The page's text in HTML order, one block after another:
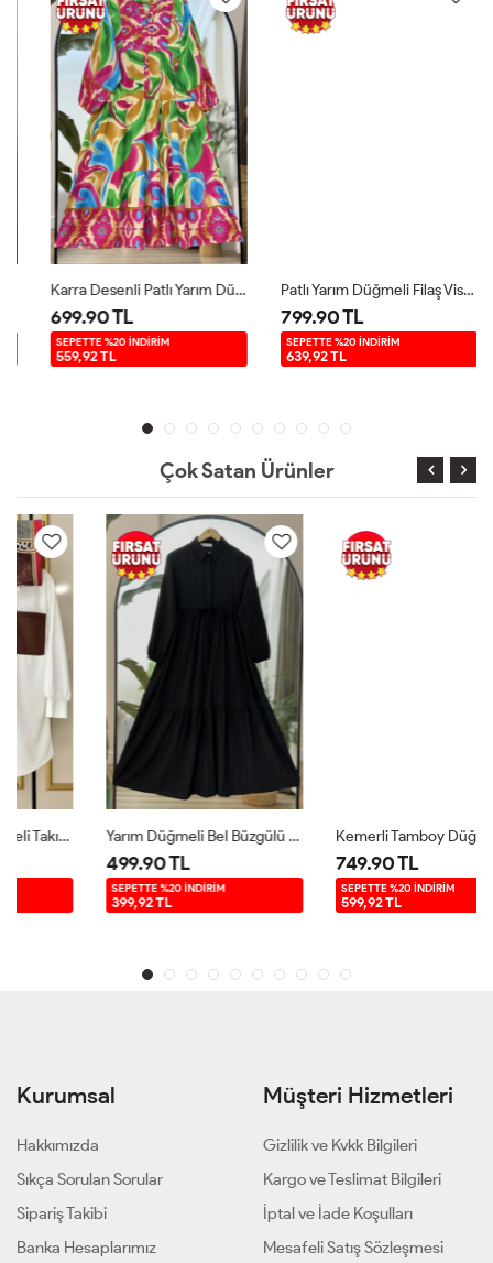
Karra Desenli Patlı Yarım Düğme Elbise Yeşil UMS50143
699.90 TL
SEPETTE %20 İNDİRİM
559,92 TL
Patlı Yarım Düğmeli Filaş Viskon Elbise Mavi UMS50291
799.90 TL
SEPETTE %20 İNDİRİM
639,92 TL
Çok Satan Ürünler
Yarım Düğmeli Bel Büzgülü Elbise Siyah KRN30261
499.90 TL
SEPETTE %20 İNDİRİM
Kemerli Tamboy Düğmeli Viskon Elbise Lacivert UMS50167
749.90 TL
SEPETTE %20 İNDİRİM
Kurumsal
Hakkımızda
Sıkça Sorulan Sorular
Sipariş Takibi
Banka Hesaplarımız
Müşteri Hizmetleri
Gizlilik ve Kvkk Bilgileri
Kargo ve Teslimat Bilgileri
İptal ve İade Koşulları
Mesafeli Satış Sözleşmesi